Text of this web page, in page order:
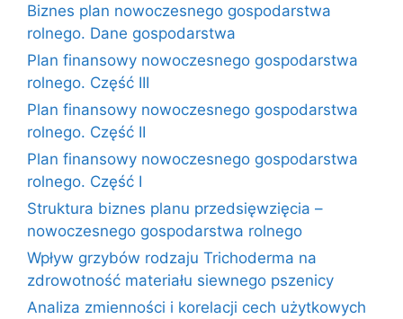
Biznes plan nowoczesnego gospodarstwa
rolnego. Dane gospodarstwa
Plan finansowy nowoczesnego gospodarstwa
rolnego. Część III
Plan finansowy nowoczesnego gospodarstwa
rolnego. Część II
Plan finansowy nowoczesnego gospodarstwa
rolnego. Część I
Struktura biznes planu przedsięwzięcia –
nowoczesnego gospodarstwa rolnego
Wpływ grzybów rodzaju Trichoderma na
zdrowotność materiału siewnego pszenicy
Analiza zmienności i korelacji cech użytkowych